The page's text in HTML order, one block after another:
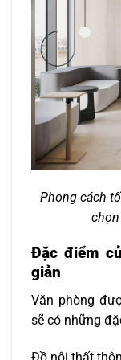
Phong cách
Đặc điểm
giản
Văn phòng
sẽ có những